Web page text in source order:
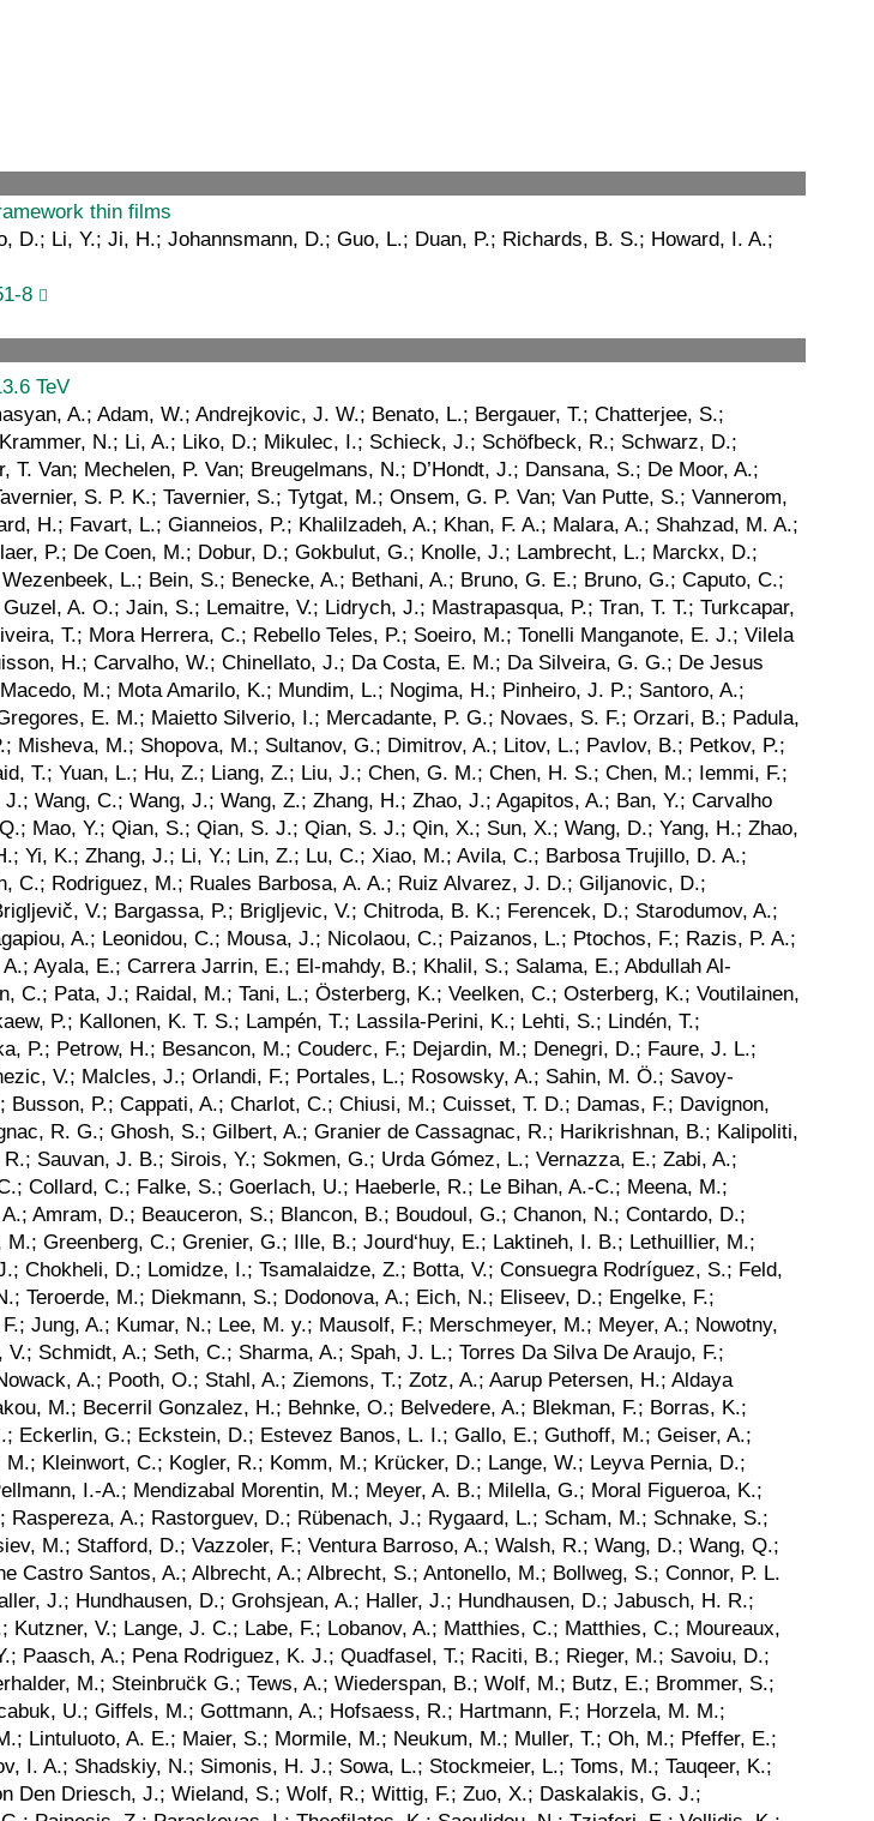
thin films
Li, Y.; Ji, H.; Johannsmann, D.; Guo, L.; Duan, P.; Richards, B. S.; Howard, I. A.;
8
TeV
Fay, J.; Gascon, S.; Gouzevitch, M.; Greenberg, C.; Grenier, G.; Ille, B.; Jourd‘huy, E.; Laktineh, I. B.; Lethuillier, M.; Mirabito, L.; Perries, S.; Purohit, A.; Vander Donckt, M.; Verdier, P.; Xiao, J.; Chokheli, D.; Lomidze, I.; Tsamalaidze, Z.; Botta, V.; Consuegra Rodríguez, S.; Feld, L.; Klein, K.; Lipinski, M.; Meuser, D.; Pauls, A.; Pérez Adán, D.; Röwert, N.; Teroerde, M.; Diekmann, S.; Dodonova, A.; Eich, N.; Eliseev, D.; Engelke, F.; Erdmann, J.; Erdmann, M.; Fischer, B.; Hebbeker, T.; Hoepfner, K.; Ivone, F.; Jung, A.; Kumar, N.; Lee, M. y.; Mausolf, F.; Merschmeyer, M.; Meyer, A.; Nowotny, F.; Pozdnyakov, A.; Rath, Y.; Redjeb, W.; Rehm, F.; Reithler, H.; Sarkisovi, V.; Schmidt, A.; Seth, C.; Sharma, A.; Spah, J. L.; Torres Da Silva De Araujo, F.; Wiedenbeck, S.; Zaleski, S.; Dziwok, C.; Flügge, G.; Kress, T.; Stahl, A.; Nowack, A.; Pooth, O.; Stahl, A.; Ziemons, T.; Zotz, A.; Aarup Petersen, H.; Aldaya Martin, M.; Alimena, J.; Amoroso, S.; An, Y.; Bach, J.; Baxter, S.; Bayatmakou, M.; Becerril Gonzalez, H.; Behnke, O.; Belvedere, A.; Blekman, F.; Borras, K.; Campbell, A.; Cardini, A.; Colombina, F.; De Silva, M.; Estévez Baños, L. I.; Eckerlin, G.; Eckstein, D.; Estevez Banos, L. I.; Gallo, E.; Guthoff, M.; Geiser, A.; Guglielmi, V.; Guthoff, M.; Hinzmann, A.; Jeppe, L.; Kaech, B.; Kasemann, M.; Kleinwort, C.; Kogler, R.; Komm, M.; Krücker, D.; Lange, W.; Leyva Pernia, D.; Lipka, K.; Lohmann, W.; Lorkowski, F.; Mankel, R.; Meyer, A. B.; Melzer-Pellmann, I.-A.; Mendizabal Morentin, M.; Meyer, A. B.; Milella, G.; Moral Figueroa, K.; Mussgiller, A.; Nair, L. P.; Niedziela, J.; Nürnberg, A.; Park, J.; Ranken, E.; Raspereza, A.; Rastorguev, D.; Rübenach, J.; Rygaard, L.; Scham, M.; Schnake, S.; Schütze, P.; Schwanenberger, C.; Selivanova, D.; Sharko, K.; Shchedrolosiev, M.; Stafford, D.; Vazzoler, F.; Ventura Barroso, A.; Walsh, R.; Wang, D.; Wang, Q.; Wichmann, K.; Wiens, L.; Yang, Y.; Wissing, C.; Zakharov, S.; Zimermmane Castro Santos, A.; Albrecht, A.; Albrecht, S.; Antonello, M.; Bollweg, S.; Connor, P. L. S.; Bonanomi, M.; El Morabit, K.; Garutti, E.; Fischer, Y.; Grohsjean, A.; Haller, J.; Hundhausen, D.; Grohsjean, A.; Haller, J.; Hundhausen, D.; Jabusch, H. R.; Kasieczka, G.; Klanner, R.; Keicher, P.; Korcari, W.; Kramer, T.; Kuo, C. c.; Kutzner, V.; Lange, J. C.; Labe, F.; Lobanov, A.; Matthies, C.; Matthies, C.; Moureaux, L.; Nigamova, A. A.; Mrowietz, M.; Paasch, A. M.; Nigamova, A.; Nissan, Y.; Paasch, A.; Pena Rodriguez, K. J.; Quadfasel, T.; Raciti, B.; Rieger, M.; Savoiu, D.; Schleper, P.; Schindler, J.; Schröder, M.; Schwandt, J.; Stadie, H.; Sommerhalder, M.; Steinbruc̈k G.; Tews, A.; Wiederspan, B.; Wolf, M.; Butz, E.; Brommer, S.; Chen, Y. M.; Dierlamm, A.; Chwalek, T.; Dincer, G. G.; Faltermann, N.; Elicabuk, U.; Giffels, M.; Gottmann, A.; Hofsaess, R.; Hartmann, F.; Horzela, M. M.; Husemann, U.; Kieseler, J.; Klute, M.; Lawhorn, J. M.; Lavoryk, O.; Link, M.; Lintuluoto, A. E.; Maier, S.; Mormile, M.; Neukum, M.; Muller, T.; Oh, M.; Pfeffer, E.; Quast, G.; Presilla, M.; Rabbertz, K.; Regnery, B.; Schmieder, R.; Shvetsov, I. A.; Shadskiy, N.; Simonis, H. J.; Sowa, L.; Stockmeier, L.; Toms, M.; Tauqeer, K.; Topko, B.; Trevisani, N.; Voigtländer, T.; Von Cube, R. F.; Wassmer, M.; Von Den Driesch, J.; Wieland, S.; Wolf, R.; Wittig, F.; Zuo, X.; Daskalakis, G. J.; Anagnostou, G.; Kyriakis, A.; Papadopoulos, A.; Stakia, A.; Melachroinos, G.; Painesis, Z.; Paraskevas, I.; Theofilatos, K.; Saoulidou, N.; Tziaferi, E.; Vellidis, K.; Zisopoulos, I.; Bakas, G.; Chatzistavrou, T.; Karapostoli, G.; Kousouris, K.; Papakrivopoulos, I.; Siamarkou, E.; Tsipolitis, G.; Bestintzanos, I.; Evangelou, I.; Foudas, C.; Kamtsikis, C.; Katsoulis, P.; Kokkas, P.; Kosmoglou Kioseoglou, P. G.; Manthos, N.; Papadopoulos, I.; Strologas, J.; Hajdu, C.; Horvath, D.; Márton, K.; Rádl, A. J.; Sikler, F.; Veszpremi, V.; Csanád, M.; Farkas, K.; Fehérkuti, A.; Gadallah, M. M. A.; Kadlecsik, Á.; Pásztor, G.; Veres, G. I.; Ujvari, B.; Zilizi, G.; Bencze, G.; Czellar, S.; Molnar, J.; Szillasi, Z.; Csorgo, T.; Nemes, F.; Novak, T.; Bansal, S.; Beri, S. B.; Bhatnagar, V.; Chaudhary, G.; Chauhan, S.; Dhingra, N.; Kaur, A.; Kaur, A.; Kaur, H.; Kaur, M.; Kumar, S.; Sheokand, T.; Singh, J. B.; Singla, A.; Bhardwaj, A.; Chhetri, A.; Choudhary, B. C.; Kumar, A.; Kumar, A.; Naimuddin, M.; Mukherjee, S.; Ranjan, K.; Saini, M. K.; Saumya, S.; Mukherjee, S.; Baradia, S.; Barman, S.; Bhattacharya, S.; Das Gupta, S.; Dutta, S.; Dutta, S.; Sarkar, S.; Ameen, M. M.; Behera, P. K.; Behera, S. C.; Chatterjee, S.; Dash, G.; Jana, P.; Kalbhor, P.; Kamble, S.; Komaragiri, J. R.; Kumar, D.; Mishra, T.; Parida, B.; Verma, P. V.; Pujahari, P. R.; Saha, N. R.; Sikdar, A. K.; Singh, R. K.; Verma, P.; Verma, S.; Vijay, A.; Dugad, S.; Mohanty, G. B.; Shelake, M.; Suryadevara, P.; Bala, A.; Banerjee, S.; Bhowmik, S.; Chatterjee, R. M.; Guchait, M.; Jain, S.; Jaiswal, A.; Joshi, B. M.; Kumar, S.; Majumder, G.; Mazumdar, K.; Parolia, S.; Thachayath, A.; Bahinipati, S.; Kar, C.; Maity, D.; Mal, P.; Naskar, K.; Naya